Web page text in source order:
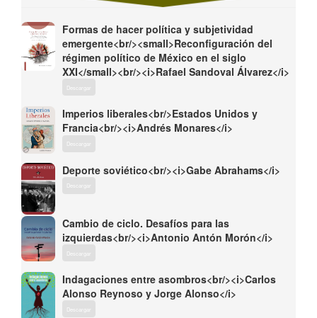
Formas de hacer política y subjetividad
emergente<br/><small>Reconfiguración del
régimen político de México en el siglo
XXI</small><br/><i>Rafael Sandoval Álvarez</i>
Descargar
Imperios liberales<br/>Estados Unidos y
Francia<br/><i>Andrés Monares</i>
Descargar
Deporte soviético<br/><i>Gabe Abrahams</i>
Descargar
Cambio de ciclo. Desafíos para las
izquierdas<br/><i>Antonio Antón Morón</i>
Descargar
Indagaciones entre asombros<br/><i>Carlos
Alonso Reynoso y Jorge Alonso</i>
Descargar